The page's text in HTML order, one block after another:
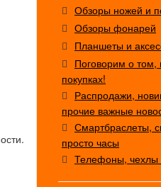
Обзоры ножей и
Обзоры фонарей
Планшеты и
Поговорим о том,
покупках!
Распродажи,
прочие важные
Смартбраслеты,
просто часы
Телефоны, чехлы